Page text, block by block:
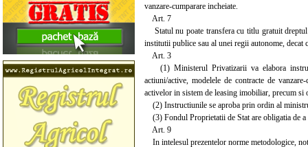
vanzare-cumparare incheiate.
Art. 7
Statul nu poate transfera cu titlu gratuit
institutii publice sau al unei regii autonome, decat
Art. 3
(1) Ministerul Privatizarii va elabora
actiuni/active, modelele de contracte de
activelor in sistem de leasing imobiliar, precum si
(2) Instructiunile se aproba prin ordin al
(3) Fondul Proprietatii de Stat are obligatia de
Art. 9
In intelesul prezentelor norme metodologice,